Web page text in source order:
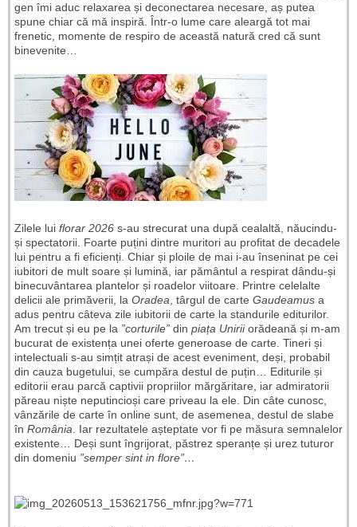
gen îmi aduc relaxarea și deconectarea necesare, aș putea
spune chiar că mă inspiră. Într-o lume care aleargă tot mai
frenetic, momente de respiro de această natură cred că sunt
binevenite…
Zilele lui florar 2026 s-au strecurat una după cealaltă, năucindu-
și spectatorii. Foarte puțini dintre muritori au profitat de decadele
lui pentru a fi eficienți. Chiar și ploile de mai i-au înseninat pe cei
iubitori de mult soare și lumină, iar pământul a respirat dându-și
binecuvântarea plantelor și roadelor viitoare. Printre celelalte
delicii ale primăverii, la Oradea, târgul de carte Gaudeamus a
adus pentru câteva zile iubitorii de carte la standurile editurilor.
Am trecut și eu pe la ”corturile” din piața Uniriiorădeană și m-am
bucurat de existența unei oferte generoase de carte. Tineri și
intelectuali s-au simțit atrași de acest eveniment, deși, probabil
din cauza bugetului, se cumpăra destul de puțin… Editurile și
editorii erau parcă captivii propriilor mărgăritare, iar admiratorii
păreau niște neputincioși care priveau la ele. Din câte cunosc,
vânzările de carte în online sunt, de asemenea, destul de slabe
în România. Iar rezultatele așteptate vor fi pe măsura semnalelor
existente… Deși sunt îngrijorat, păstrez speranțe și urez tuturor
din domeniu ”semper sint in flore”…